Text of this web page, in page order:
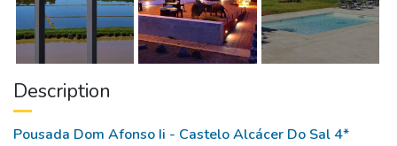
Description
Pousada Dom Afonso Ii - Castelo Alcácer Do Sal 4*